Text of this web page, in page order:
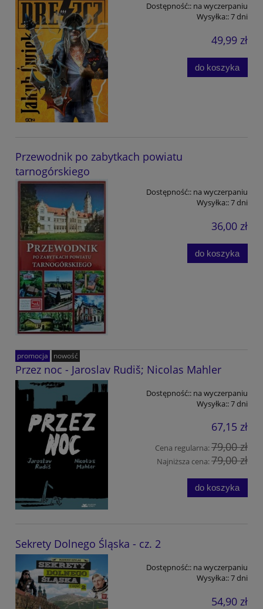
Dostępność:: na wyczerpaniu
Wysyłka::7 dni
49,99 zł
do koszyka
Przewodnik po zabytkach powiatu
tarnogórskiego
Dostępność:: na wyczerpaniu
Wysyłka::7 dni
36,00 zł
do koszyka
Przez noc - Jaroslav Rudiš; Nicolas Mahler
Dostępność:: na wyczerpaniu
Wysyłka::7 dni
67,15 zł
Cena regularna:79,00 zł
Najniższa cena:79,00 zł
do koszyka
promocja nowość
Sekrety Dolnego Śląska - cz. 2
Dostępność:: na wyczerpaniu
Wysyłka::7 dni
54,90 zł